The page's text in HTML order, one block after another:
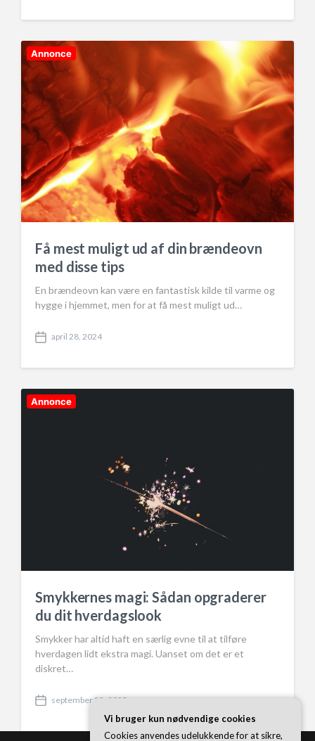
s
d
a
e
Annonce
Få mest muligt ud af din brændeovn
med disse tips
En brændeovn kan være en fantastisk kilde til varme og
hygge i hjemmet, men for at få mest muligt ud…
P
s
d
a
april 28, 2024
Annonce
Smykkernes magi: Sådan opgraderer
du dit hverdagslook
Smykker har altid haft en særlig evne til at tilføre
hverdagen lidt ekstra magi. Uanset om det er et
diskret…
P
s
september 23, 2025
Vi bruger kun nødvendige cookies
Cookies anvendes udelukkende for at sikre,